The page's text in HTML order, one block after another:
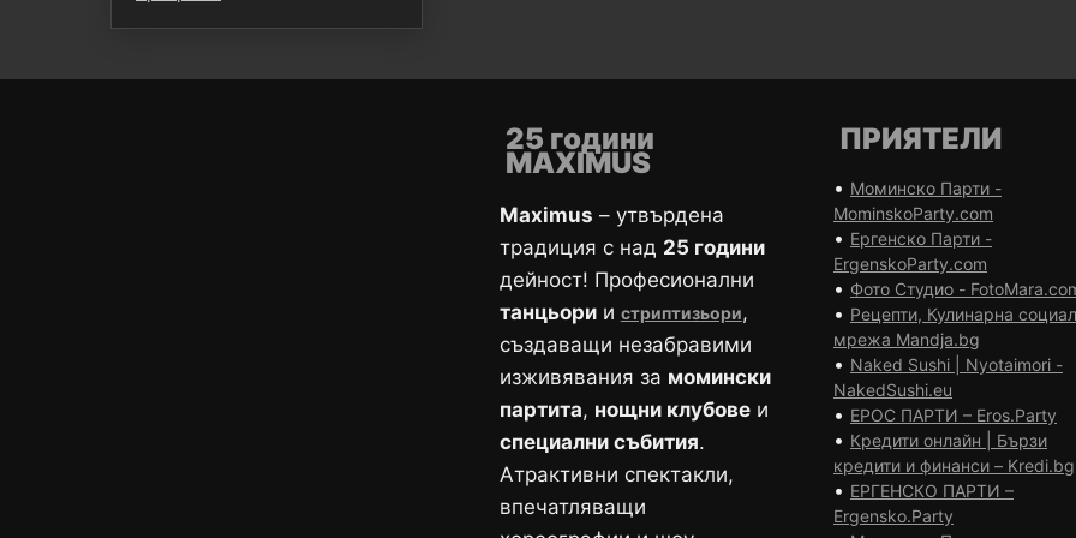
25 години
MAXIMUS
Maximus – утвърдена
традиция с над 25 години
дейност! Професионални
танцьории стриптизьори,
създаващи незабравими
изживявания за момински
партита, нощни клубовеи
специални събития.
Атрактивни спектакли,
впечатляващи
ПРИЯТЕЛИ
• Моминско Парти -
MominskoParty.com
• Ергенско Парти -
ErgenskoParty.com
• Фото Студио -
• Рецепти, Кулинарна
мрежа Mandja.bg
• Naked Sushi | Nyotaimori -
NakedSushi.eu
• ЕРОС ПАРТИ – Eros.Party
• Кредити онлайн | Бързи
кредити и финанси – Kredi.bg
• ЕРГЕНСКО ПАРТИ –
Ergensko.Party